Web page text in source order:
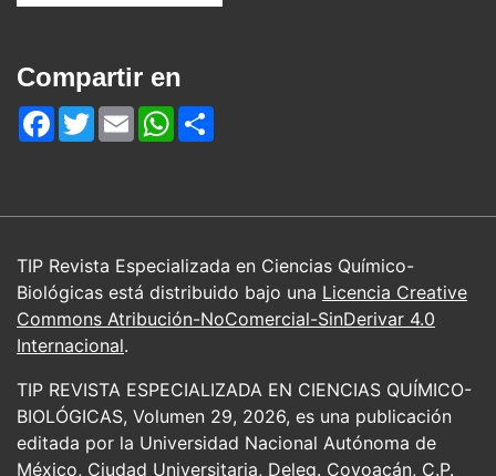
Compartir en
Facebook
TwitterEmailWhatsApp
TIP Revista Especializada en Ciencias Químico-
Biológicas está distribuido bajo una Licencia Creative
Commons Atribución-NoComercial-SinDerivar 4.0
Internacional.
TIP REVISTA ESPECIALIZADA EN CIENCIAS QUÍMICO-
BIOLÓGICAS, Volumen 29, 2026, es una publicación
editada por la Universidad Nacional Autónoma de
México, Ciudad Universitaria, Deleg. Coyoacán, C.P.